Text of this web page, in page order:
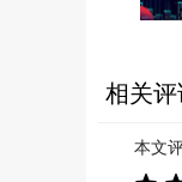
相关
本文